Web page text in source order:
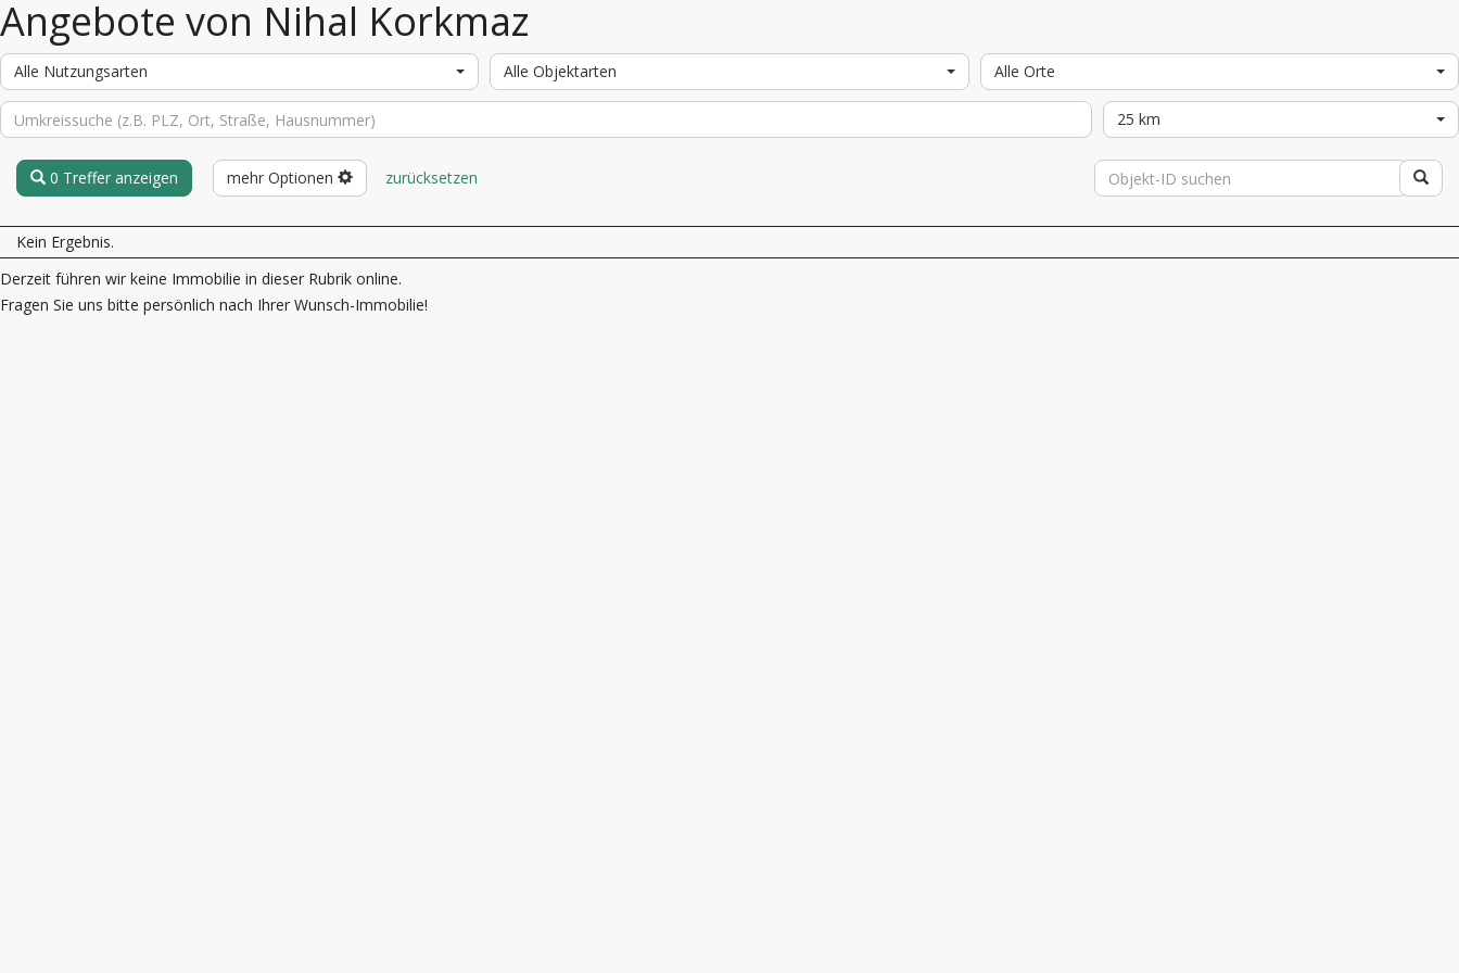
Angebote von Nihal Korkmaz
Alle Nutzungsarten Alle Objektarten Alle Orte
25 km
0 Treffer anzeigen mehr Optionen zurücksetzen
Kein Ergebnis.
Derzeit führen wir keine Immobilie in dieser Rubrik online.
Fragen Sie uns bitte persönlich nach Ihrer Wunsch-Immobilie!